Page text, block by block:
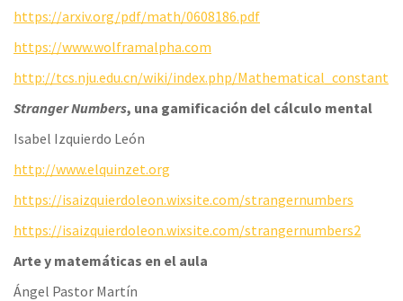
https://arxiv.org/pdf/math/0608186.pdf
https://www.wolframalpha.com
http://tcs.nju.edu.cn/wiki/index.php/Mathematical_constant
Stranger Numbers, una gamificación del cálculo mental
Isabel Izquierdo León
http://www.elquinzet.org
https://isaizquierdoleon.wixsite.com/strangernumbers
https://isaizquierdoleon.wixsite.com/strangernumbers2
Arte y matemáticas en el aula
Ángel Pastor Martín